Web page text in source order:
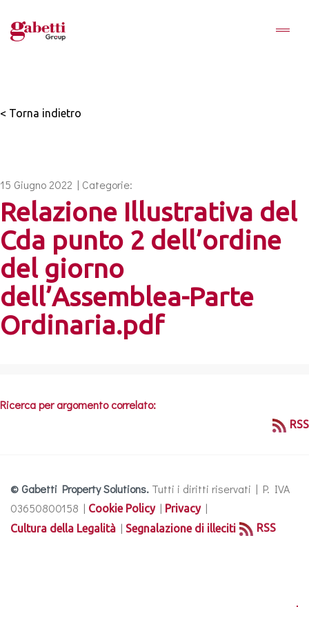
< Torna indietro
15 Giugno 2022 | Categorie:
Relazione Illustrativa del
Cda punto 2 dell’ordine
del giorno
dell’Assemblea-Parte
Ordinaria.pdf
Ricerca per argomento correlato:
RSS
© Gabetti Property Solutions. Tutti i diritti riservati | P. IVA
03650800158 | Cookie Policy| Privacy|
Cultura della Legalità | Segnalazione di illeciti RSS